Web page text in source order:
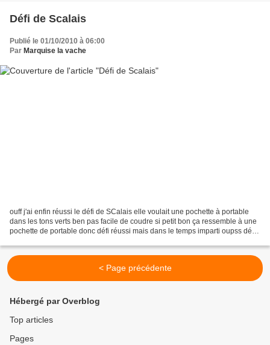
Défi de Scalais
Publié le 01/10/2010 à 06:00
Par Marquise la vache
ouff j'ai enfin réussi le défi de SCalais elle voulait une pochette à portable
dans les tons verts ben pas facile de coudre si petit bon ça ressemble à une
pochette de portable donc défi réussi mais dans le temps imparti oupss défi
< Page précédente
Hébergé par Overblog
Top articles
Pages